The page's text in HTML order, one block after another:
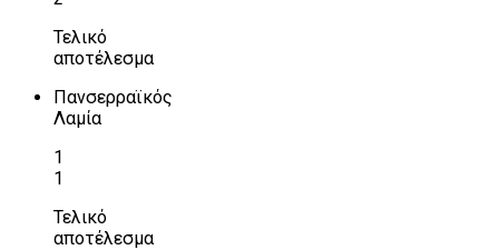
Τελικό
αποτέλεσμα
Πανσερραϊκός
Λαμία
1
1
Τελικό
αποτέλεσμα